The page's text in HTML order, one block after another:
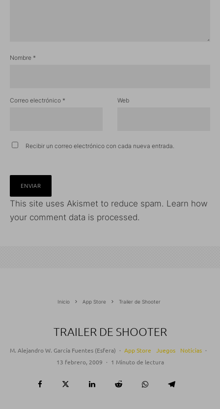
Nombre *
Correo electrónico * Web
Recibir un correo electrónico con cada nueva entrada.
This site uses Akismet to reduce spam. Learn how
your comment data is processed.
Inicio App Store Trailer de Shooter
TRAILER DE SHOOTER
M. Alejandro W. García Fuentes (Esfera) · App Store Juegos Noticias ·
13 febrero, 2009 · 1 Minuto de lectura